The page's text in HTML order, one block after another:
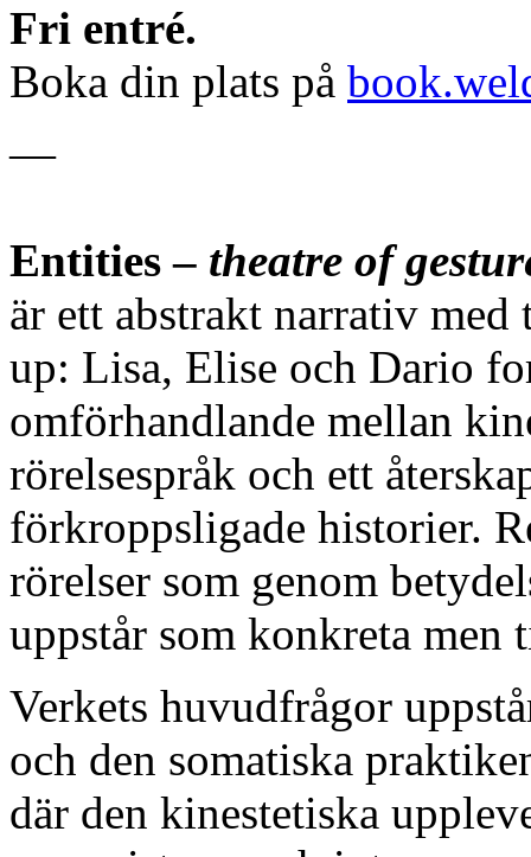
Fri entré.
Boka din plats på
—
Entities – theatre of
är ett abstrakt narrativ
up: Lisa, Elise och Dario
omförhandlande mellan
rörelsespråk och ett
förkroppsligade historier.
rörelser som genom
uppstår som konkreta
Verkets huvudfrågor
och den somatiska
där den kinestetiska